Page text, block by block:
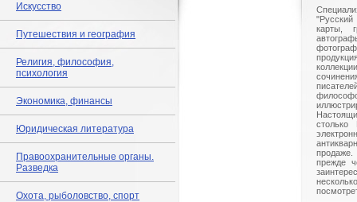
Искусство
Путешествия и география
Религия, философия,
психология
Экономика, финансы
Юридическая литература
Правоохранительные органы.
Разведка
Охота, рыболовство, спорт
"Русский
карты,
столько
прежде